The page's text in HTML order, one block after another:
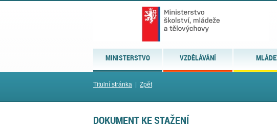
MINISTERSTVO VZDĚLÁVÁNÍ
Titulní stránka Zpět
DOKUMENT KE STAŽENÍ